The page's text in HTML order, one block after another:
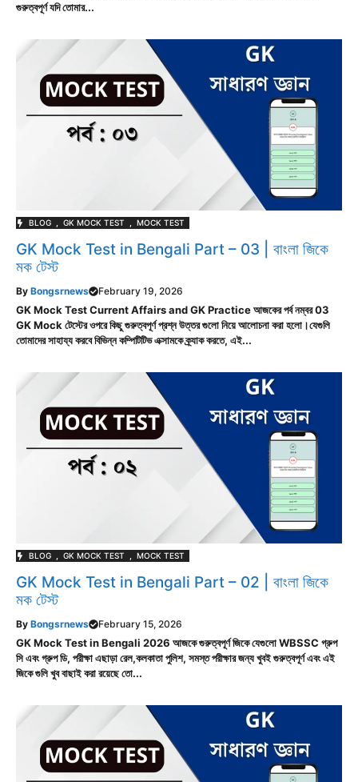
গুরুত্বপূর্ণ যদি তোমার...
BLOG GK MOCK TEST MOCK TEST
GK Mock Test in Bengali Part – 03 | বাংলা জিকে
মক টেস্ট
By Bongsrnews February 19, 2026
GK Mock Test Current Affairs and GK Practice আজকের পর্ব নম্বর 03
GK Mock টেস্টের ওপরে কিছু গুরুত্বপূর্ণ প্রশ্ন উত্তর গুলো নিয়ে আলোচনা করা হলো।যেগুলি
তোমাদের সাহায্য করবে বিভিন্ন কম্পিটিটিভ এক্সামকে ক্র্যাক করতে, এই...
BLOG GK MOCK TEST MOCK TEST
GK Mock Test in Bengali Part – 02 | বাংলা জিকে
মক টেস্ট
By Bongsrnews February 15, 2026
GK Mock Test in Bengali 2026 আজকে গুরুত্বপূর্ণ জিকে যেগুলো WBSSC গ্রুপ
সি এবং গ্রুপ ডি, পরীক্ষা এছাড়া রেল,কলকাতা পুলিশ, সমস্ত পরীক্ষার জন্য খুবই গুরুত্বপূর্ণ এবং এই
জিকে গুলি খুব বাছাই করা রয়েছে তো...